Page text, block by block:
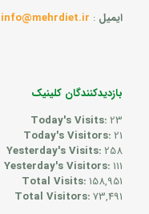
ایمیل :
info@mehrdiet.ir
بازدیدکنندگان کلینیک
Today's Visits:23
Today's Visitors:21
Yesterday's Visits:258
Yesterday's Visitors:111
Total Visits:158,951
Total Visitors:73,491